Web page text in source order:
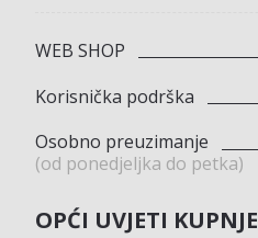
WEB SHOP
Korisnička podrška
Osobno preuzimanje
(od ponedjeljka do petka)
OPĆI UVJETI KUPNJE